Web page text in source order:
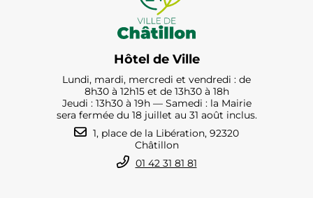
Hôtel de Ville
Lundi, mardi, mercredi et vendredi : de
8h30 à 12h15 et de 13h30 à 18h
Jeudi : 13h30 à 19h — Samedi : la Mairie
sera fermée du 18 juillet au 31 août inclus.
1, place de la Libération, 92320
Châtillon
01 42 31 81 81